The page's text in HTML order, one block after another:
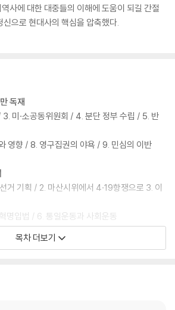
사에 대한 대중들의 이해에 도움이 되길 간절
신으로 현대사의 핵심을 압축했다.
독재
미·소공동위원회 / 4. 분단 정부 수립 / 5. 반
영향 / 8. 영구집권의 야욕 / 9. 민심의 이반
거 기획 / 2. 마산시위에서 4·19항쟁으로 3. 이
명입법 / 6. 통일운동과 사회운동
운동
한·일협정 비준 파동과 베트남 파병 / 6. 6·8부
목차 더보기